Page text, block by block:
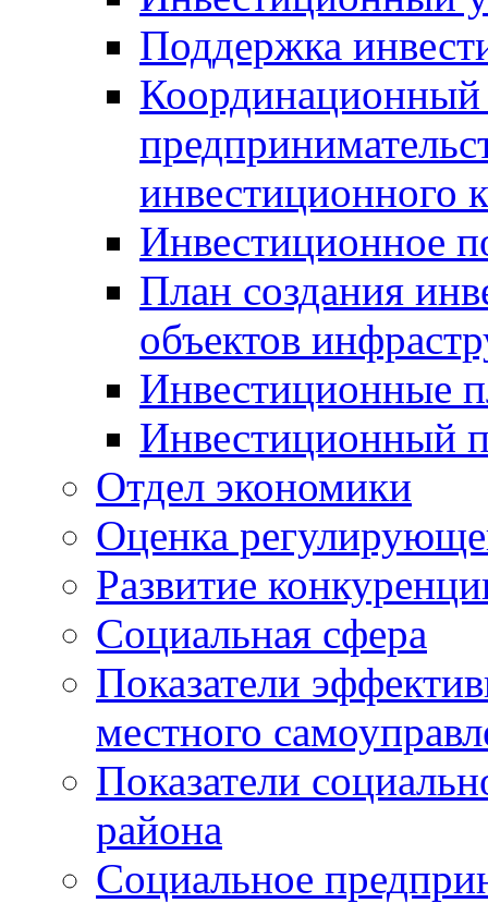
Поддержка
Координационный
инвестиционного
Инвестиционное
План создания
объектов
Инвестиционные
Инвестиционный
Отдел экономики
Оценка
Развитие
Социальная сфера
Показатели
местного
Показатели
района
Социальное